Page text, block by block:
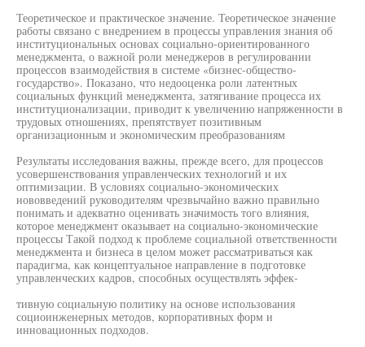
Теоретическое и практическое значение. Теоретическое значение
работы связано с внедрением в процессы управления знания об
институциональных основах социально-ориентированного
менеджмента, о важной роли менеджеров в регулировании
процессов взаимодействия в системе «бизнес-общество-
государство». Показано, что недооценка роли латентных
социальных функций менеджмента, затягивание процесса их
институционализации, приводит к увеличению напряженности в
трудовых отношениях, препятствует позитивным
организационным и экономическим преобразованиям
Результаты исследования важны, прежде всего, для процессов
усовершенствования управленческих технологий и их
оптимизации. В условиях социально-экономических
нововведений руководителям чрезвычайно важно правильно
понимать и адекватно оценивать значимость того влияния,
которое менеджмент оказывает на социально-экономические
процессы Такой подход к проблеме социальной ответственности
менеджмента и бизнеса в целом может рассматриваться как
парадигма, как концептуальное направление в подготовке
управленческих кадров, способных осуществлять эффек-
тивную социальную политику на основе использования
социоинженерных методов, корпоративных форм и
инновационных подходов.